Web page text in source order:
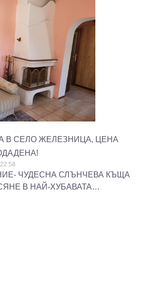
В СЕЛО ЖЕЛЕЗНИЦА, ЦЕНА
ЧУДЕСНА СЛЪНЧЕВА КЪЩА
В НАЙ-ХУБАВАТА…